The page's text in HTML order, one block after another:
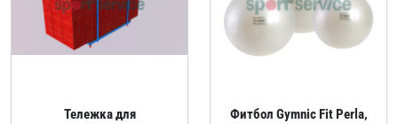
Тележка для
Фитбол Gymnic Fit Perla,